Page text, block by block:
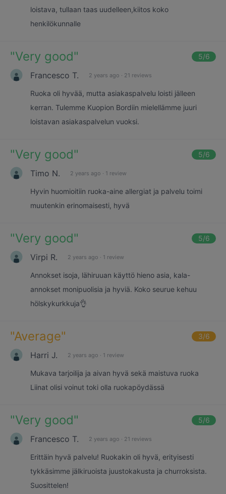
loistava, tullaan taas uudelleen,kiitos koko
henkilökunnalle
"Very good" 5/6
Francesco T. 2 years ago · 21 reviews
Ruoka oli hyvää, mutta asiakaspalvelu loisti jälleen
kerran. Tulemme Kuopion Bordiin mielellämme juuri
loistavan asiakaspalvelun vuoksi.
"Very good" 5/6
Timo N. 2 years ago · 1 review
Hyvin huomioitiin ruoka-aine allergiat ja palvelu toimi
muutenkin erinomaisesti, hyvä
"Very good" 5/6
Virpi R. 2 years ago · 1 review
Annokset isoja, lähiruuan käyttö hieno asia, kala-
annokset monipuolisia ja hyviä. Koko seurue kehuu
hölskykurkkuja👌
"Average" 3/6
Harri J. 2 years ago · 1 review
Mukava tarjoilija ja aivan hyvä sekä maistuva ruoka
Liinat olisi voinut toki olla ruokapöydässä
"Very good" 5/6
Francesco T. 2 years ago · 21 reviews
Erittäin hyvä palvelu! Ruokakin oli hyvä, erityisesti
tykkäsimme jälkiruoista juustokakusta ja churroksista.
Suosittelen!